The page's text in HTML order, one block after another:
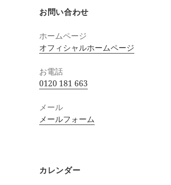
お問い合わせ
ホームページ
オフィシャルホームページ
お電話
0120 181 663
メール
メールフォーム
カレンダー